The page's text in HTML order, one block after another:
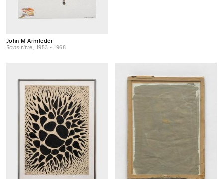
John M Armleder
Sans titre , 1953 - 1968